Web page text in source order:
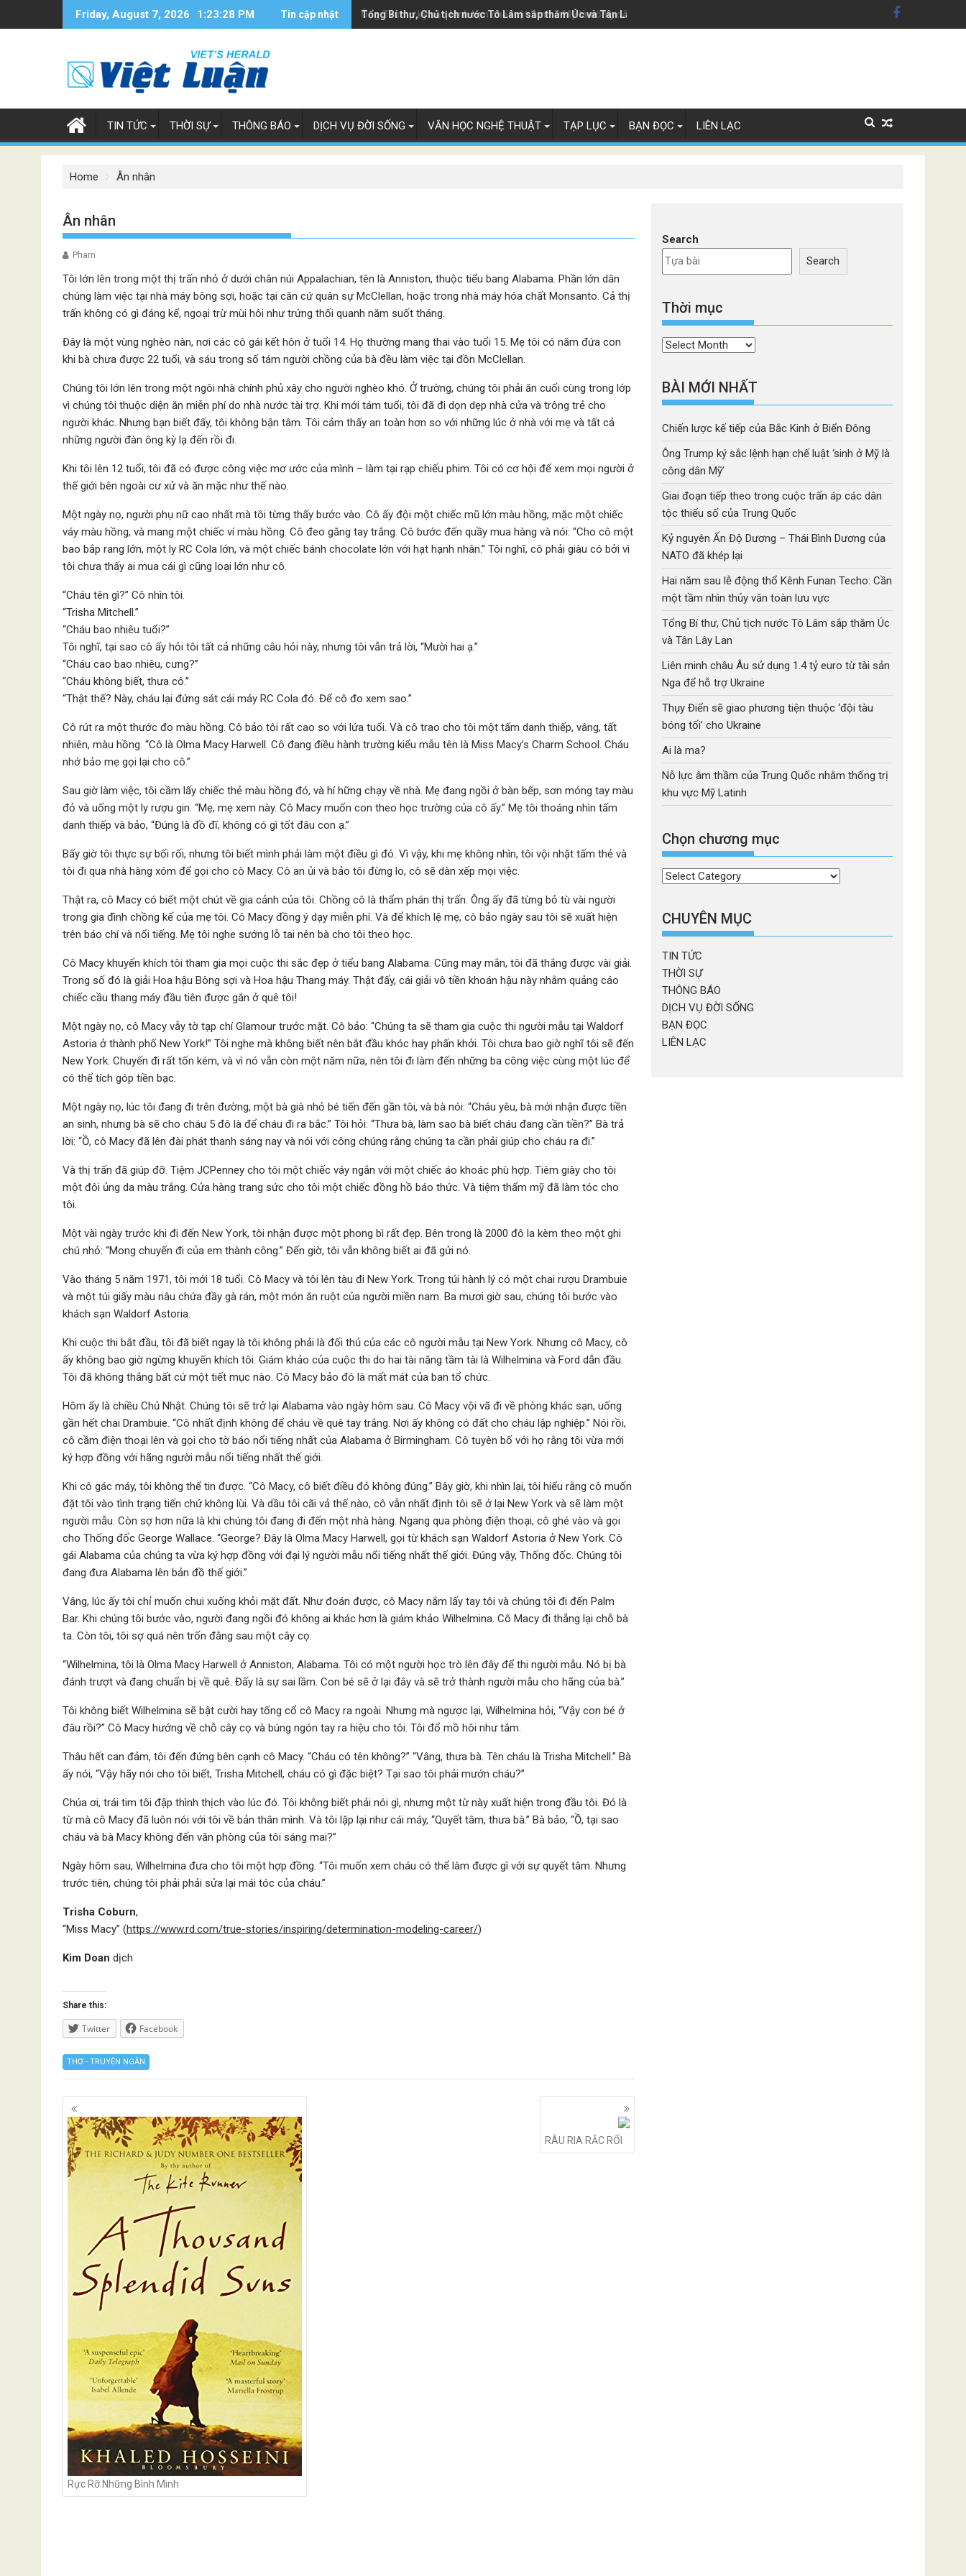
Friday, August 7, 2026 1:23:29 PM Tin cập nhật Ông Trump ký sắc lệnh hạn chế luật 'sinh ở Mỹ là công dân Mỹ'
Tổng Bí thư, Chủ tịch nước Tô Lâm sắp thăm Úc và Tân Lây Lan
TIN TỨC THỜI SỰ THÔNG BÁO DỊCH VỤ ĐỜI SỐNG VĂN HỌC NGHỆ THUẬT TẠP LỤC BẠN ĐỌC LIÊN LẠC
Home Ân nhân
Ân nhân
Pham
Tôi lớn lên trong một thị trấn nhỏ ở dưới chân núi Appalachian, tên là Anniston, thuộc tiểu bang Alabama. Phần lớn dân
chúng làm việc tại nhà máy bông sợi, hoặc tại căn cứ quân sự McClellan, hoặc trong nhà máy hóa chất Monsanto. Cả thị
trấn không có gì đáng kể, ngoại trừ mùi hôi như trứng thối quanh năm suốt tháng.
Đây là một vùng nghèo nàn, nơi các cô gái kết hôn ở tuổi 14. Họ thường mang thai vào tuổi 15. Mẹ tôi có năm đứa con
khi bà chưa được 22 tuổi, và sáu trong số tám người chồng của bà đều làm việc tại đồn McClellan.
Chúng tôi lớn lên trong một ngôi nhà chính phủ xây cho người nghèo khó. Ở trường, chúng tôi phải ăn cuối cùng trong lớp
vì chúng tôi thuộc diện ăn miễn phí do nhà nước tài trợ. Khi mới tám tuổi, tôi đã đi dọn dẹp nhà cửa và trông trẻ cho
người khác. Nhưng bạn biết đấy, tôi không bận tâm. Tôi cảm thấy an toàn hơn so với những lúc ở nhà với mẹ và tất cả
những người đàn ông kỳ lạ đến rồi đi.
Khi tôi lên 12 tuổi, tôi đã có được công việc mơ ước của mình – làm tại rạp chiếu phim. Tôi có cơ hội để xem mọi người ở
thế giới bên ngoài cư xử và ăn mặc như thế nào.
Một ngày nọ, người phụ nữ cao nhất mà tôi từng thấy bước vào. Cô ấy đội một chiếc mũ lớn màu hồng, mặc một chiếc
váy màu hồng, và mang một chiếc ví màu hồng. Cô đeo găng tay trắng. Cô bước đến quầy mua hàng và nói: “Cho cô một
bao bắp rang lớn, một ly RC Cola lớn, và một chiếc bánh chocolate lớn với hạt hạnh nhân.” Tôi nghĩ, cô phải giàu có bởi vì
tôi chưa thấy ai mua cái gì cũng loại lớn như cô.
“Cháu tên gì?” Cô nhìn tôi.
“Trisha Mitchell.”
“Cháu bao nhiêu tuổi?”
Tôi nghĩ, tại sao cô ấy hỏi tôi tất cả những câu hỏi này, nhưng tôi vẫn trả lời, “Mười hai ạ.”
“Cháu cao bao nhiêu, cưng?”
“Cháu không biết, thưa cô.”
“Thật thế? Này, cháu lại đứng sát cái máy RC Cola đó. Để cô đo xem sao.”
Cô rút ra một thước đo màu hồng. Cô bảo tôi rất cao so với lứa tuổi. Và cô trao cho tôi một tấm danh thiếp, vâng, tất
nhiên, màu hồng. “Cô là Olma Macy Harwell. Cô đang điều hành trường kiểu mẫu tên là Miss Macy’s Charm School. Cháu
nhớ bảo mẹ gọi lại cho cô.”
Sau giờ làm việc, tôi cầm lấy chiếc thẻ màu hồng đó, và hí hững chạy về nhà. Mẹ đang ngồi ở bàn bếp, sơn móng tay màu
đỏ và uống một ly rượu gin. “Mẹ, mẹ xem này. Cô Macy muốn con theo học trường của cô ấy.” Mẹ tôi thoáng nhìn tấm
danh thiếp và bảo, “Đúng là đồ đĩ, không có gì tốt đâu con ạ.”
Bấy giờ tôi thực sự bối rối, nhưng tôi biết mình phải làm một điều gì đó. Vì vậy, khi mẹ không nhìn, tôi vội nhặt tấm thẻ và
tôi đi qua nhà hàng xóm để gọi cho cô Macy. Cô an ủi và bảo tôi đừng lo, cô sẽ dàn xếp mọi việc.
Thật ra, cô Macy có biết một chút về gia cảnh của tôi. Chồng cô là thẩm phán thị trấn. Ông ấy đã từng bỏ tù vài người
trong gia đình chồng kế của mẹ tôi. Cô Macy đồng ý dạy miễn phí. Và để khích lệ mẹ, cô bảo ngày sau tôi sẽ xuất hiện
trên báo chí và nổi tiếng. Mẹ tôi nghe sướng lỗ tai nên bà cho tôi theo học.
Cô Macy khuyến khích tôi tham gia mọi cuộc thi sắc đẹp ở tiểu bang Alabama. Cũng may mắn, tôi đã thắng được vài giải.
Trong số đó là giải Hoa hậu Bông sợi và Hoa hậu Thang máy. Thật đấy, cái giải vô tiền khoán hậu này nhằm quảng cáo
chiếc cầu thang máy đầu tiên được gắn ở quê tôi!
Một ngày nọ, cô Macy vẫy tờ tạp chí Glamour trước mặt. Cô bảo: “Chúng ta sẽ tham gia cuộc thi người mẫu tại Waldorf
Astoria ở thành phố New York!” Tôi nghe mà không biết nên bắt đầu khóc hay phấn khởi. Tôi chưa bao giờ nghĩ tôi sẽ đến
New York. Chuyến đi rất tốn kém, và vì nó vẫn còn một năm nữa, nên tôi đi làm đến những ba công việc cùng một lúc để
có thể tích góp tiền bạc.
Một ngày nọ, lúc tôi đang đi trên đường, một bà già nhỏ bé tiến đến gần tôi, và bà nói: “Cháu yêu, bà mới nhận được tiền
an sinh, nhưng bà sẽ cho cháu 5 đô là để cháu đi ra bắc.” Tôi hỏi: “Thưa bà, làm sao bà biết cháu đang cần tiền?” Bà trả
lời: “Ồ, cô Macy đã lên đài phát thanh sáng nay và nói với công chúng rằng chúng ta cần phải giúp cho cháu ra đi.”
Và thị trấn đã giúp đỡ. Tiệm JCPenney cho tôi một chiếc váy ngắn với một chiếc áo khoác phù hợp. Tiêm giày cho tôi
một đôi ủng da màu trắng. Cửa hàng trang sức cho tôi một chiếc đồng hồ báo thức. Và tiệm thẩm mỹ đã làm tóc cho
tôi.
Một vài ngày trước khi đi đến New York, tôi nhận được một phong bì rất đẹp. Bên trong là 2000 đô la kèm theo một ghi
chú nhỏ: “Mong chuyến đi của em thành công.” Đến giờ, tôi vẫn không biết ai đã gửi nó.
Vào tháng 5 năm 1971, tôi mới 18 tuổi. Cô Macy và tôi lên tàu đi New York. Trong túi hành lý có một chai rượu Drambuie
và một túi giấy màu nâu chứa đầy gà rán, một món ăn ruột của người miền nam. Ba mươi giờ sau, chúng tôi bước vào
khách sạn Waldorf Astoria.
Khi cuộc thi bắt đầu, tôi đã biết ngay là tôi không phải là đối thủ của các cô người mẫu tại New York. Nhưng cô Macy, cô
ấy không bao giờ ngừng khuyến khích tôi. Giám khảo của cuộc thi do hai tài năng tầm tài là Wilhelmina và Ford dẫn đầu.
Tôi đã không thắng bất cứ một tiết mục nào. Cô Macy bảo đó là mất mát của ban tổ chức.
Hôm ấy là chiều Chủ Nhật. Chúng tôi sẽ trở lại Alabama vào ngày hôm sau. Cô Macy vội vã đi về phòng khác sạn, uống
gần hết chai Drambuie. “Cô nhất định không để cháu về quê tay trắng. Nơi ấy không có đất cho cháu lập nghiệp.” Nói rồi,
cô cầm điện thoại lên và gọi cho tờ báo nổi tiếng nhất của Alabama ở Birmingham. Cô tuyên bố với họ rằng tôi vừa mới
ký hợp đồng với hãng người mẫu nổi tiếng nhất thế giới.
Khi cô gác máy, tôi không thể tin được. “Cô Macy, cô biết điều đó không đúng.” Bây giờ, khi nhìn lại, tôi hiểu rằng cô muốn
đặt tôi vào tình trạng tiến chứ không lùi. Và dầu tôi cãi vả thế nào, cô vẫn nhất định tôi sẽ ở lại New York và sẽ làm một
người mẫu. Còn sợ hơn nữa là khi chúng tôi đang đi đến một nhà hàng. Ngang qua phòng điện thoại, cô ghé vào và gọi
cho Thống đốc George Wallace. “George? Đây là Olma Macy Harwell, gọi từ khách sạn Waldorf Astoria ở New York. Cô
gái Alabama của chúng ta vừa ký hợp đồng với đại lý người mẫu nổi tiếng nhất thế giới. Đúng vậy, Thống đốc. Chúng tôi
đang đưa Alabama lên bản đồ thế giới.”
Vâng, lúc ấy tôi chỉ muốn chui xuống khỏi mặt đất. Như đoán được, cô Macy nắm lấy tay tôi và chúng tôi đi đến Palm
Bar. Khi chúng tôi bước vào, người đang ngồi đó không ai khác hơn là giám khảo Wilhelmina. Cô Macy đi thẳng lại chỗ bà
ta. Còn tôi, tôi sợ quá nên trốn đằng sau một cây cọ.
“Wilhelmina, tôi là Olma Macy Harwell ở Anniston, Alabama. Tôi có một người học trò lên đây để thi người mẫu. Nó bị bà
đánh trượt và đang chuẩn bị về quê. Đấy là sự sai lầm. Con bé sẽ ở lại đây và sẽ trở thành người mẫu cho hãng của bà.”
Tôi không biết Wilhelmina sẽ bật cười hay tống cổ cô Macy ra ngoài. Nhưng mà ngược lại, Wilhelmina hỏi, “Vậy con bé ở
đâu rồi?” Cô Macy hướng về chỗ cây cọ và búng ngón tay ra hiệu cho tôi. Tôi đổ mồ hôi như tắm.
Thâu hết can đảm, tôi đến đứng bên cạnh cô Macy. “Cháu có tên không?” “Vâng, thưa bà. Tên cháu là Trisha Mitchell.” Bà
ấy nói, “Vậy hãy nói cho tôi biết, Trisha Mitchell, cháu có gì đặc biệt? Tại sao tôi phải mướn cháu?”
Chúa ơi, trái tim tôi đập thình thịch vào lúc đó. Tôi không biết phải nói gì, nhưng một từ này xuất hiện trong đầu tôi. Đó là
từ mà cô Macy đã luôn nói với tôi về bản thân mình. Và tôi lặp lại như cái máy, “Quyết tâm, thưa bà.” Bà bảo, “Ồ, tại sao
cháu và bà Macy không đến văn phòng của tôi sáng mai?”
Ngày hôm sau, Wilhelmina đưa cho tôi một hợp đồng. “Tôi muốn xem cháu có thể làm được gì với sự quyết tâm. Nhưng
trước tiên, chúng tôi phải phải sửa lại mái tóc của cháu.”
Trisha Coburn,
“Miss Macy” (https://www.rd.com/true-stories/inspiring/determination-modeling-career/)
Kim Doan dịch
Share this:
Twitter Facebook
THƠ - TRUYỆN NGẮN
Posts
navigation
Rực Rỡ Những Bình Minh
RÂU RIA RẮC RỐI
Search
Search
Thời mục
Thời
BÀI MỚI NHẤT
Chiến lược kế tiếp của Bắc Kinh ở Biển Đông
Ông Trump ký sắc lệnh hạn chế luật ‘sinh ở Mỹ là
công dân Mỹ’
Giai đoạn tiếp theo trong cuộc trấn áp các dân
tộc thiểu số của Trung Quốc
Kỷ nguyên Ấn Độ Dương – Thái Bình Dương của
NATO đã khép lại
Hai năm sau lễ động thổ Kênh Funan Techo: Cần
một tầm nhìn thủy văn toàn lưu vực
Tổng Bí thư, Chủ tịch nước Tô Lâm sắp thăm Úc
và Tân Lây Lan
Liên minh châu Âu sử dụng 1.4 tỷ euro từ tài sản
Nga để hỗ trợ Ukraine
Thụy Điển sẽ giao phương tiện thuộc ‘đội tàu
bóng tối’ cho Ukraine
Ai là ma?
Nỗ lực âm thầm của Trung Quốc nhằm thống trị
khu vực Mỹ Latinh
Chọn chương mục
Chọn
mục
CHUYÊN MỤC
TIN TỨC
THỜI SỰ
THÔNG BÁO
DỊCH VỤ ĐỜI SỐNG
BẠN ĐỌC
LIÊN LẠC